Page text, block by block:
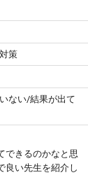
策
ない/結果が出て
できるのかなと思
良い先生を紹介し